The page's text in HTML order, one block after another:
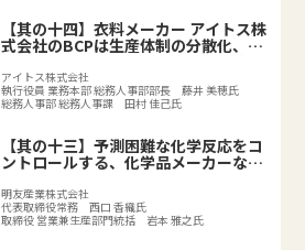
【其の十四】衣料メーカー アイトス株
式会社のBCPは生産体制の分散化、
BCPの取り組みで既存のリスク対策を
強化
アイトス株式会社
執行役員 業務本部 総務人事部部長 藤井 美穂氏
総務人事部 総務人事課 田村 佳己氏
【其の十三】予測困難な化学反応をコ
ントロールする、化学品メーカーなら
ではのリスクとは？
明友産業株式会社
代表取締役常務 西口 香織氏
取締役 営業兼生産部門統括 岩本 雅之氏